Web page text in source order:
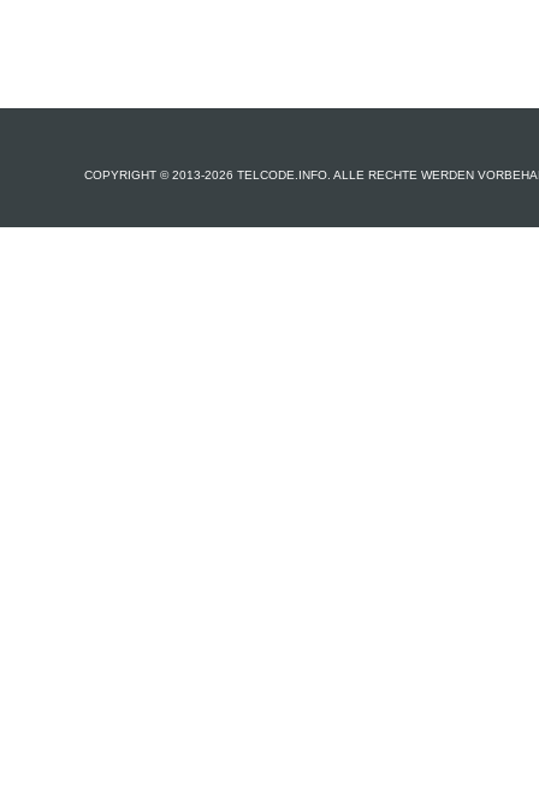
COPYRIGHT © 2013-2026 TELCODE.INFO. ALLE RECHTE WERDEN